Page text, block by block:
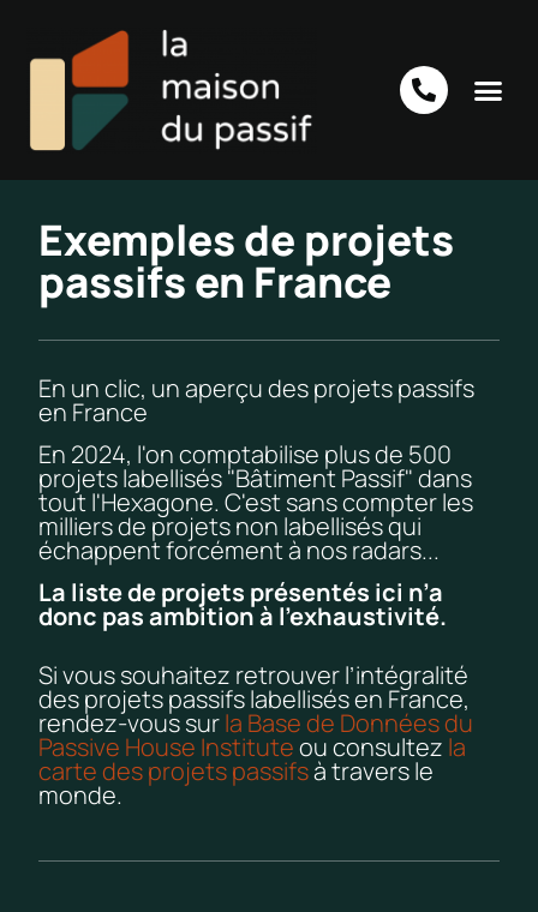
Exemples de projets
passifs en France
En un clic, un aperçu des projets passifs
en France
En 2024, l'on comptabilise plus de 500
projets labellisés "Bâtiment Passif" dans
tout l'Hexagone. C'est sans compter les
milliers de projets non labellisés qui
échappent forcément à nos radars...
La liste de projets présentés ici n’a
donc pas ambition à l’exhaustivité.
Si vous souhaitez retrouver l’intégralité
des projets passifs labellisés en France,
rendez-vous surla Base de Données du
Passive House Instituteou consultez la
carte des projets passifsà travers le
monde.